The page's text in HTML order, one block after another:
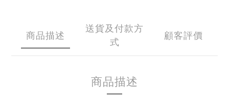
商品描述
送貨及付款方
式
顧客評價
商品描述